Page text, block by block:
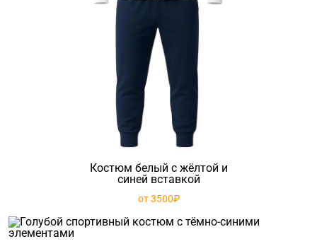
Костюм белый с жёлтой и
синей вставкой
от 3500₽